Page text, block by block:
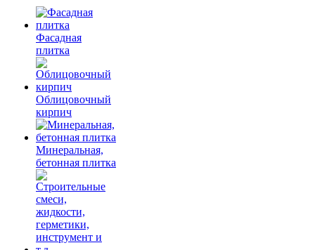
Фасадная
плитка
Облицовочный
кирпич
Минеральная,
бетонная плитка